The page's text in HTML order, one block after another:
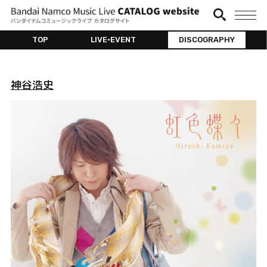
TOP LIVE•EVENT DISCOGRAPHY
神谷浩史